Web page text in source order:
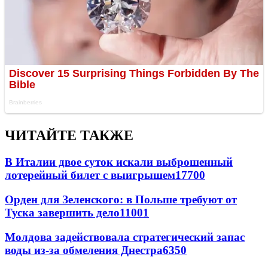
ЧИТАЙТЕ ТАКЖЕ
В Италии двое суток искали выброшенный
лотерейный билет с выигрышем17700
Орден для Зеленского: в Польше требуют от
Туска завершить дело11001
Молдова задействовала стратегический запас
воды из-за обмеления Днестра6350